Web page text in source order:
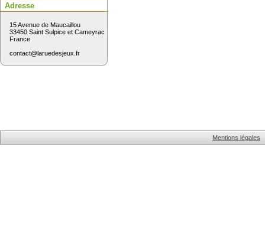
Mentions légales
Adresse
15 Avenue de Maucaillou
33450 Saint Sulpice et Cameyrac
France
contact@laruedesjeux.fr